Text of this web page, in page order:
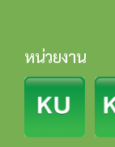
หน่วยงาน